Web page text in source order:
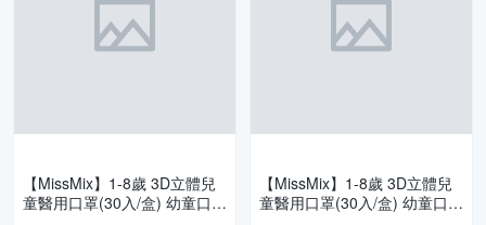
【MissMix】1-8歲 3D立體兒
童醫用口罩(30入/盒) 幼童口罩
【MissMix】1-8歲 3D立體兒
童醫用口罩(30入/盒) 幼童口罩